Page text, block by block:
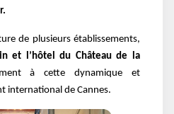
de plusieurs établissements,
et l’hôtel du Château de la
à cette dynamique et
international de Cannes.